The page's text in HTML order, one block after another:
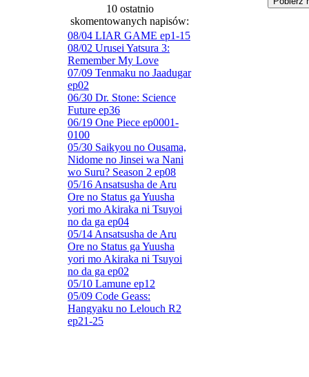
10 ostatnio
skomentowanych napisów:
08/04 LIAR GAME ep1-15
08/02 Urusei Yatsura 3:
Remember My Love
07/09 Tenmaku no Jaadugar
ep02
06/30 Dr. Stone: Science
Future ep36
06/19 One Piece ep0001-
0100
05/30 Saikyou no Ousama,
Nidome no Jinsei wa Nani
wo Suru? Season 2 ep08
05/16 Ansatsusha de Aru
Ore no Status ga Yuusha
yori mo Akiraka ni Tsuyoi
no da ga ep04
05/14 Ansatsusha de Aru
Ore no Status ga Yuusha
yori mo Akiraka ni Tsuyoi
no da ga ep02
05/10 Lamune ep12
05/09 Code Geass:
Hangyaku no Lelouch R2
ep21-25